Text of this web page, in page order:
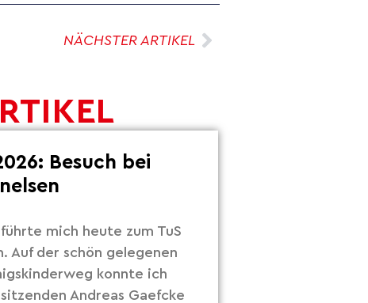
NÄCHSTER ARTIKEL
Besuch bei
mich heute zum TuS
Auf der schön gelegenen
konnte ich
Andreas Gaefcke